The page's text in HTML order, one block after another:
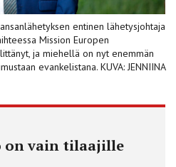
entinen lähetysjohtaja
Mission Europen
ja miehellä on nyt enemmän
evankelistana. KUVA: JENNIINA
on vain tilaajille